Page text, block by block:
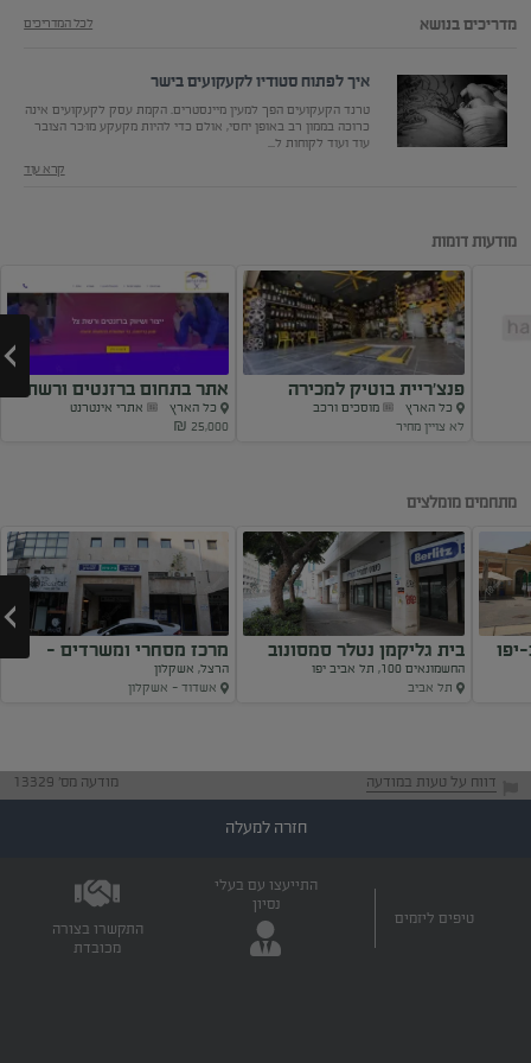
מדריכים בנושא לכל המדריכים
איך לפתוח סטודיו לקעקועים בישר
טרנד הקעקועים הפך למעין מיינסטרים. הקמת עסק לקעקועים אינה
כרוכה בממון רב באופן יחסי, אולם כדי להיות מקעקע מוּכר הצובר
עוד ועוד לקוחות ל...
קרא עוד
מודעות דומות
פנצ’ריית בוטיק למכירה
כל הארץ
מוסכים ורכב
לא צויין מחיר
אתר בתחום ברזנטים ורשת
צלכל הארץ
אתרי אינטרנט
25,000 ₪
מתחמים מומלצים
בית גליקמן נטלר סמסונוב
החשמונאים 100, תל אביב יפו
תל אביב
מרכז מסחרי ומשרדים -
בית...
הרצל, אשקלון
אשדוד - אשקלון
דווח על טעות במודעה מודעה מס' 13329
חזרה למעלה
טיפים ליזמים
התייעצו עם בעלי
נסיון
התקשרו בצורה
מכובדת